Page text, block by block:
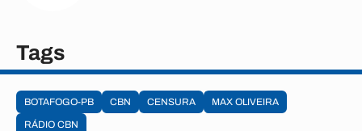
Tags
BOTAFOGO-PB CBN CENSURA
MAX OLIVEIRA
RÁDIO CBN